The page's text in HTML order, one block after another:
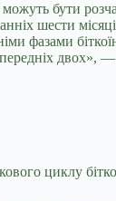
бути
шести
фазами
двох»,
циклу